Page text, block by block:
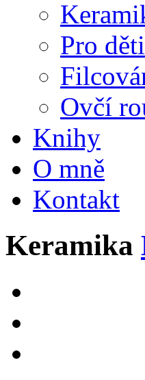
Pro děti
Ovčí
Knihy
O mně
Kontakt
Keramika